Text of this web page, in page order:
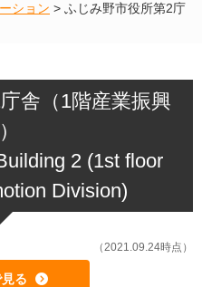
ション > ふじみ野市役所第2庁
舎（1階産業振興
2 (1st floor
Division)
（2021.09.24時点）
る